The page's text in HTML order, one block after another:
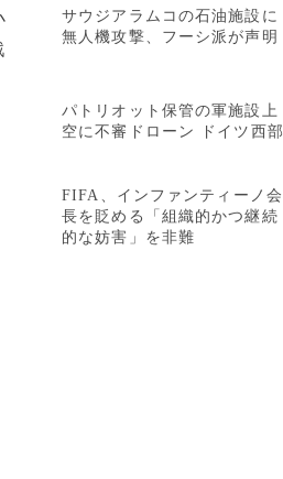
サウジアラムコの石油施設に
無人機攻撃、フーシ派が声明
パトリオット保管の軍施設上
空に不審ドローン ドイツ西部
FIFA、インファンティーノ会
長を貶める「組織的かつ継続
的な妨害」を非難